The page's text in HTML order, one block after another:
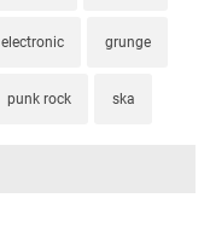
electronic grunge
punk rock ska